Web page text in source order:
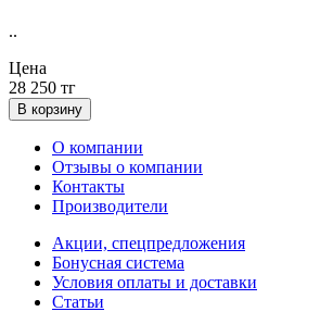
..
Цена
28 250 тг
В корзину
О компании
Отзывы о компании
Контакты
Производители
Акции, спецпредложения
Бонусная система
Условия оплаты и доставки
Статьи